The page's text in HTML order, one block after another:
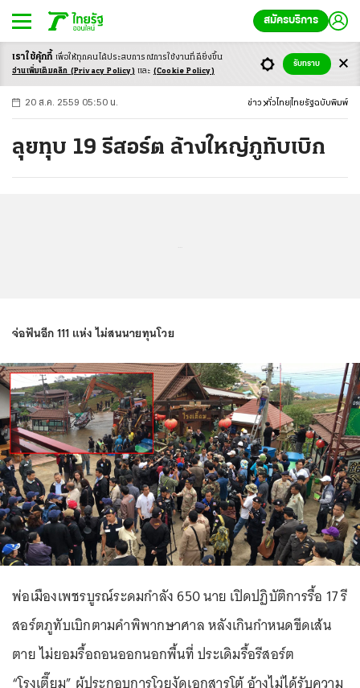
สมัครบริการ
-ก ก ก+
20 ส.ค. 2559 05:50 น. ข่าว ทั่วไทย ไทยรัฐฉบับพิมพ์
ลุยทุบ 19 รีสอร์ต ล้างใหญ่ภูทับเบิก
จ่อฟันอีก 111 แห่ง ไม่สนนายทุนโวย
พ่อเมืองเพชรบูรณ์ระดมกำลัง 650 นาย เปิดปฏิบัติการรื้อ 17 รี
สอร์ตภูทับเบิกตามคำพิพากษาศาล หลังเกินกำหนดขีดเส้น
ตาย ไม่ยอมรื้อถอนออกนอกพื้นที่ ประเดิมรื้อรีสอร์ต
“โรงเตี๊ยม” ผู้ประกอบการโวยงัดเอกสารโต้ อ้างไม่ได้รับความ
เราใช้คุ้กกี้ เพื่อให้ทุกคนได้ประสบการณ์การใช้งานที่ดียิ่งขึ้น
อ่านเพิ่มเติมคลิก (Privacy Policy) และ (Cookie Policy)
รับทราบ